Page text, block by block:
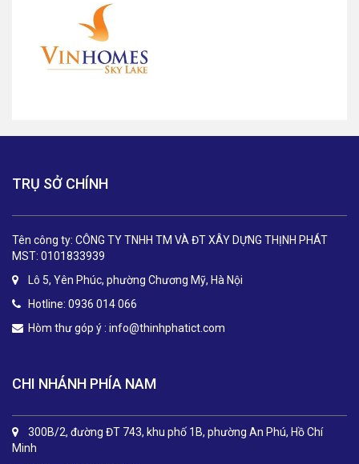
TRỤ SỞ CHÍNH
Tên công ty: CÔNG TY TNHH TM VÀ ĐT XÂY DỰNG THỊNH PHÁT
MST: 0101833939
Lô 5, Yên Phúc, phường Chương Mỹ, Hà Nội
Hotline: 0936 014 066
Hòm thư góp ý : info@thinhphatict.com
CHI NHÁNH PHÍA NAM
300B/2, đường ĐT 743, khu phố 1B, phường An Phú, Hồ Chí
Minh